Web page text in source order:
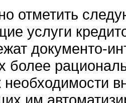
отметить
услуги
документо-
более
необходимости